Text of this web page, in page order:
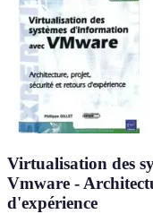
Virtualisation des
Vmware -
d'expérience